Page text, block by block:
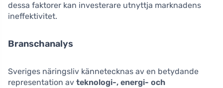
dessa faktorer kan investerare utnyttja marknadens
ineffektivitet.
Branschanalys
Sveriges näringsliv kännetecknas av en betydande
representation av teknologi-, energi- och